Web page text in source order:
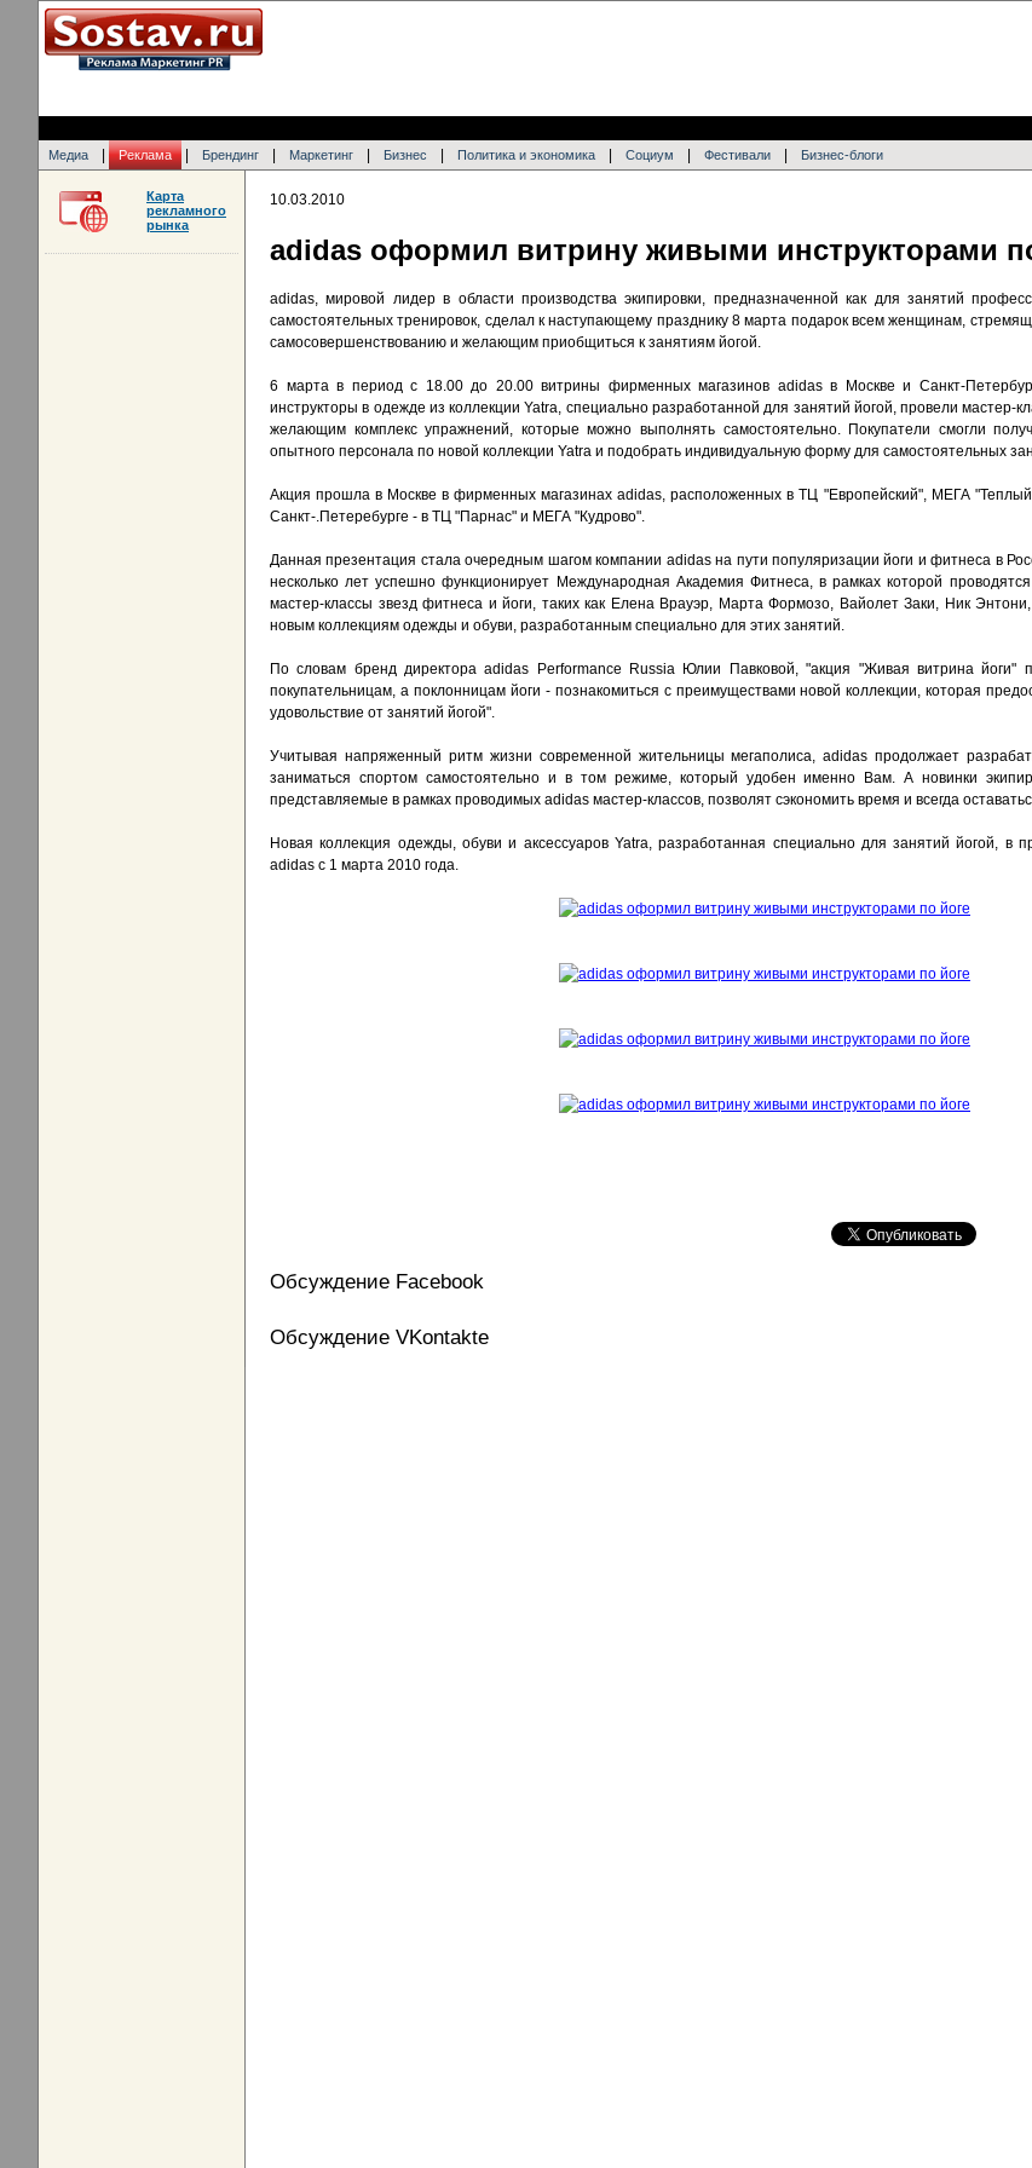
Медиа Реклама Брендинг Маркетинг Бизнес Политика и экономика Социум Фестивали Бизнес-блоги
10.03.2010
adidas оформил витрину живыми инструкторами
adidas, мировой лидер в области производства экипировки, предназначенной как для занятий
самостоятельных тренировок, сделал к наступающему празднику 8 марта подарок всем женщинам,
самосовершенствованию и желающим приобщиться к занятиям йогой.
6 марта в период с 18.00 до 20.00 витрины фирменных магазинов adidas в Москве и Санкт-
инструкторы в одежде из коллекции Yatra, специально разработанной для занятий йогой, провели мастер-
желающим комплекс упражнений, которые можно выполнять самостоятельно. Покупатели смогли
опытного персонала по новой коллекции Yatra и подобрать индивидуальную форму для самостоятельных
Акция прошла в Москве в фирменных магазинах adidas, расположенных в ТЦ "Европейский", МЕГА
Санкт-.Петеребурге - в ТЦ "Парнас" и МЕГА "Кудрово".
Данная презентация стала очередным шагом компании adidas на пути популяризации йоги и фитнеса в
несколько лет успешно функционирует Международная Академия Фитнеса, в рамках которой
мастер-классы звезд фитнеса и йоги, таких как Елена Врауэр, Марта Формозо, Вайолет Заки, Ник
новым коллекциям одежды и обуви, разработанным специально для этих занятий.
По словам бренд директора adidas Performance Russia Юлии Павковой, "акция "Живая витрина йоги"
покупательницам, а поклонницам йоги - познакомиться с преимуществами новой коллекции, которая
удовольствие от занятий йогой".
Учитывая напряженный ритм жизни современной жительницы мегаполиса, adidas продолжает
заниматься спортом самостоятельно и в том режиме, который удобен именно Вам. А новинки
представляемые в рамках проводимых adidas мастер-классов, позволят сэкономить время и всегда
Новая коллекция одежды, обуви и аксессуаров Yatra, разработанная специально для занятий йогой, в
adidas с 1 марта 2010 года.
Обсуждение Facebook
Обсуждение VKontakte
Карта
рекламного
рынка